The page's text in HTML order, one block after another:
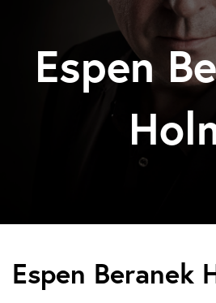
Espen
E
Espen Beranek